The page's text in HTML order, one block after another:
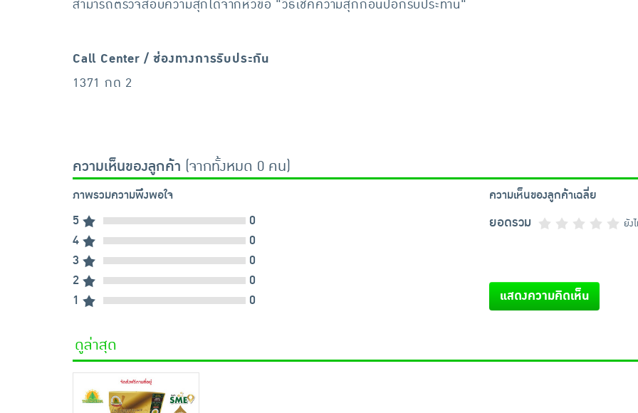
สามารถตรวจสอบความสุกได้จากหัวข้อ "วิธีเช็คความสุกก่อนปอกรับประทาน"
Call Center / ช่องทางการรับประกัน
1371 กด 2
ความเห็นของลูกค้า (จากทั้งหมด 0 คน)
ภาพรวมความพึงพอใจ
5
0
4
0
3
0
2
0
1
0
ความเห็นของลูกค้าเฉลี่ย
ยอดรวม ยัง
แสดงความคิดเห็น
ดูล่าสุด